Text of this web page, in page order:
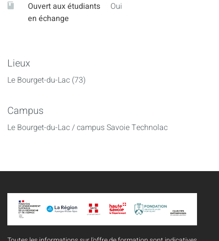
Ouvert aux étudiants
en échange
Oui
Lieux
Le Bourget-du-Lac (73)
Campus
Le Bourget-du-Lac / campus Savoie Technolac